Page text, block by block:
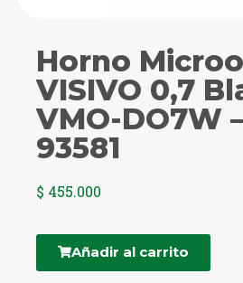
Horno
VISIVO 0,7
VMO-DO7W
93581
$ 455.000
Añadir al carrito